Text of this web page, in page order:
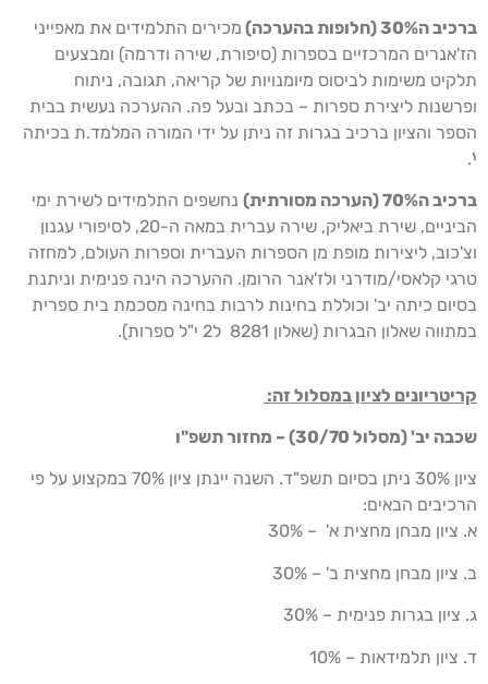
ברכיב ה30% (חלופות בהערכה)
מכירים התלמידים את מאפייני
הז'אנרים המרכזיים בספרות (סיפורת, שירה ודרמה) ומבצעים
תלקיט משימות לביסוס מיומנויות של קריאה, תגובה, ניתוח
ופרשנות ליצירת ספרות – בכתב ובעל פה. ההערכה נעשית בבית
הספר והציון ברכיב בגרות זה ניתן על ידי המורה המלמד.ת בכיתה
י'.
ברכיב ה70% (הערכה מסורתית)
נחשפים התלמידים לשירת ימי
הביניים, שירת ביאליק, שירה עברית במאה ה-20, לסיפורי עגנון
וצ'כוב, ליצירות מופת מן הספרות העברית וספרות העולם, למחזה
טרגי קלאסי/מודרני ולז'אנר הרומן. ההערכה הינה פנימית וניתנת
בסיום כיתה יב' וכוללת בחינות לרבות בחינה מסכמת בית ספרית
במתווה שאלון הבגרות (שאלון 8281 ל2 י"ל ספרות).
קריטריונים לציון במסלול זה:
שכבה יב' (מסלול 30/70) – מחזור תשפ"ו
ציון 30% ניתן בסיום תשפ"ד. השנה יינתן ציון 70% במקצוע על פי
הרכיבים הבאים:
א. ציון מבחן מחצית א' – 30%
ב. ציון מבחן מחצית ב' – 30%
ג. ציון בגרות פנימית – 30%
ד. ציון תלמידאות – 10%